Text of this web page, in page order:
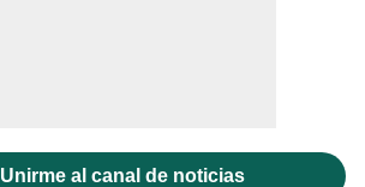
Unirme al canal de noticias